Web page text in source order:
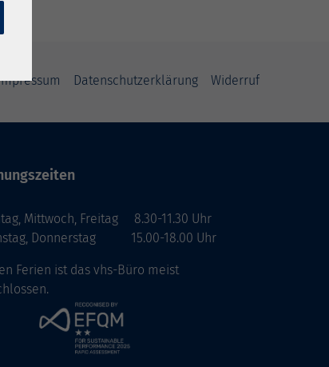
Datenschutzerklärung Widerruf
Mittwoch, Freitag 8.30-11.30 Uhr
Donnerstag 15.00-18.00 Uhr
Ferien ist das vhs-Büro meist